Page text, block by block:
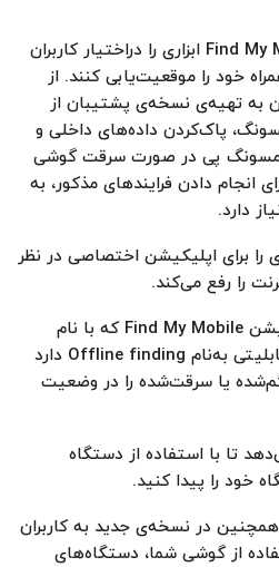
اپلیکیشن سامسونگ Find My Mobile ابزاری را دراختیار کاربران
خود را موقعیت‌یابی کنند. از
به تهیه‌ی نسخه‌ی پشتیبان از
پاک‌کردن داده‌های داخلی و
پی در صورت سرقت گوشی
انجام دادن فرایندهای مذکور، به
دارد.
برای اپلیکیشن اختصاصی در نظر
را رفع می‌کند.
جدیدترین به‌روزرسانی اپلیکیشن Find My Mobile که با نام
v7.2.05.44 عرضه می‌شود، قابلیتی به‌نام Offline finding دارد
یا سرقت‌شده را در وضعیت
تا با استفاده از دستگاه
خود را پیدا کنید.
اپلیکیشن Find My Mobile همچنین در نسخه‌ی جدید به کاربران
از گوشی شما، دستگاه‌های